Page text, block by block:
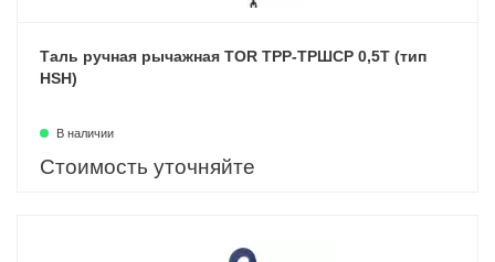
Таль ручная рычажная TOR ТРР-ТРШСР 0,5Т (тип
HSH)
В наличии
Стоимость уточняйте